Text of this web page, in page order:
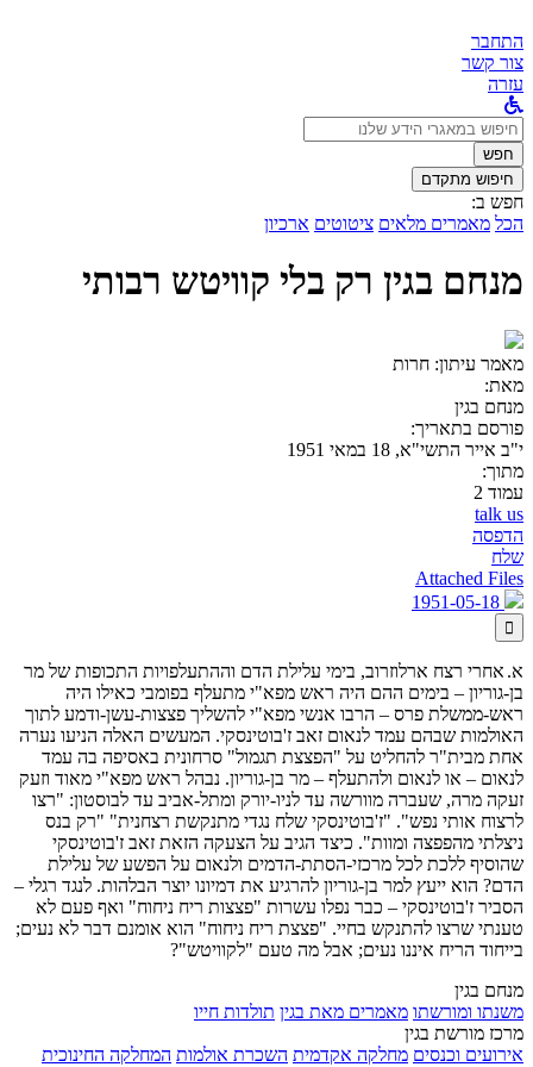
התחבר
צור קשר
עזרה
לחפש
ב:חפש
חיפוש מתקדם
חפש ב:
הכל מאמרים מלאים ציטוטים ארכיון
מנחם בגין רק בלי קוויטש רבותי
מאמר עיתון: חרות
מאת:
מנחם בגין
פורסם בתאריך:
י"ב אייר התשי"א, 18 במאי 1951
מתוך:
עמוד 2
talk us
הדפסה
שלח
Attached Files

א. אחרי רצח ארלוזרוב, בימי עלילת הדם וההתעלפויות התכופות של מר
בן-גוריון – בימים ההם היה ראש מפא"י מתעלף בפומבי כאילו היה
ראש-ממשלת פרס – הרבו אנשי מפא"י להשליך פצצות-עשן-ודמע לתוך
האולמות שבהם עמד לנאום זאב ז'בוטינסקי. המעשים האלה הניעו נערה
אחת מבית"ר להחליט על "הפצצת תגמול" סרחונית באסיפה בה עמד
לנאום – או לנאום ולהתעלף – מר בן-גוריון. נבהל ראש מפא"י מאוד וזעק
זעקה מרה, שעברה מוורשה עד לניו-יורק ומתל-אביב עד לבוסטון: "רצו
לרצוח אותי נפש". "ז'בוטינסקי שלח נגדי מתנקשת רצחנית" "רק בנס
ניצלתי מהפפצה ומוות". כיצד הגיב על הצעקה הזאת זאב ז'בוטינסקי
שהוסיף ללכת לכל מרכזי-הסתת-הדמים ולנאום על הפשע של עלילת
הדם? הוא ייעץ למר בן-גוריון להרגיע את דמיונו יוצר הבלהות. לנגד רגלי –
הסביר ז'בוטינסקי – כבר נפלו עשרות "פצצות ריח ניחוח" ואף פעם לא
טענתי שרצו להתנקש בחיי. "פצצת ריח ניחוח" הוא אומנם דבר לא נעים;
בייחוד הריח איננו נעים; אבל מה טעם "לקוויטש"?
מנחם בגין
משנתו ומורשתו מאמרים מאת בגין תולדות חייו
מרכז מורשת בגין
אירועים וכנסים מחלקה אקדמית השכרת אולמות המחלקה החינוכית